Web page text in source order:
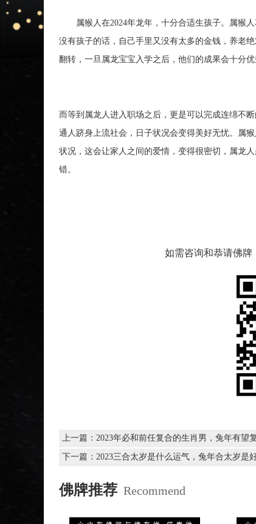
属猴人在2024年龙年，十分合适生孩子。属猴人
没有孩子的话，自己手里又没有太多的金钱，养老
翻转，一旦属龙宝宝入学之后，他们的成果会十分
而等到属龙人进入职场之后，更是可以完成连绵不
通人跻身上流社会，日子状况会变得美好无忧。属
状况，这会让家人之间的爱情，变得很密切，属龙
错。
如需咨询和恭请佛牌
上一篇： 2023年必和前任复合的生肖男，兔年有望
下一篇： 2023三合太岁是什么运气，兔年合太岁是
佛牌推荐 Recommend